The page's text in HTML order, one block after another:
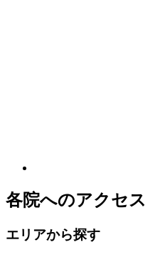
各院へのアクセス
エリアから探す